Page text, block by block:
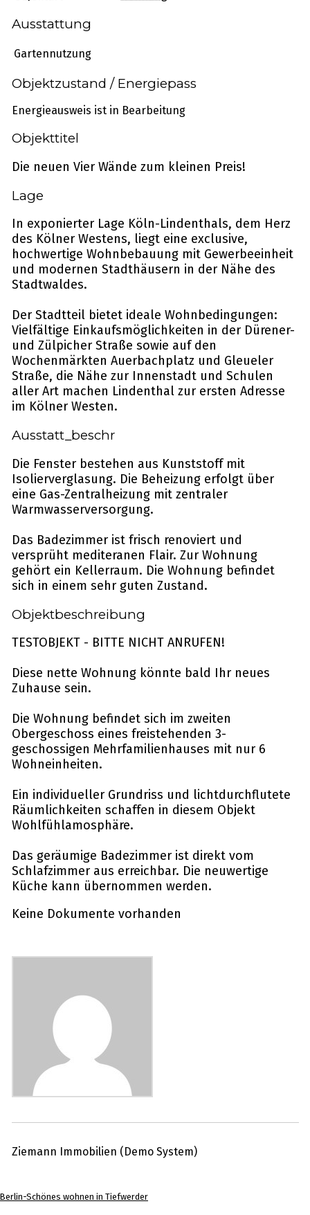
Ausstattung
Gartennutzung
Objektzustand / Energiepass
Energieausweis ist in Bearbeitung
Objekttitel
Die neuen Vier Wände zum kleinen Preis!
Lage
In exponierter Lage Köln-Lindenthals, dem Herz
des Kölner Westens, liegt eine exclusive,
hochwertige Wohnbebauung mit Gewerbeeinheit
und modernen Stadthäusern in der Nähe des
Stadtwaldes.
Der Stadtteil bietet ideale Wohnbedingungen:
Vielfältige Einkaufsmöglichkeiten in der Dürener-
und Zülpicher Straße sowie auf den
Wochenmärkten Auerbachplatz und Gleueler
Straße, die Nähe zur Innenstadt und Schulen
aller Art machen Lindenthal zur ersten Adresse
im Kölner Westen.
Ausstatt_beschr
Die Fenster bestehen aus Kunststoff mit
Isolierverglasung. Die Beheizung erfolgt über
eine Gas-Zentralheizung mit zentraler
Warmwasserversorgung.
Das Badezimmer ist frisch renoviert und
versprüht mediteranen Flair. Zur Wohnung
gehört ein Kellerraum. Die Wohnung befindet
sich in einem sehr guten Zustand.
Objektbeschreibung
TESTOBJEKT - BITTE NICHT ANRUFEN!
Diese nette Wohnung könnte bald Ihr neues
Zuhause sein.
Die Wohnung befindet sich im zweiten
Obergeschoss eines freistehenden 3-
geschossigen Mehrfamilienhauses mit nur 6
Wohneinheiten.
Ein individueller Grundriss und lichtdurchflutete
Räumlichkeiten schaffen in diesem Objekt
Wohlfühlamosphäre.
Das geräumige Badezimmer ist direkt vom
Schlafzimmer aus erreichbar. Die neuwertige
Küche kann übernommen werden.
Keine Dokumente vorhanden
Ziemann Immobilien (Demo System)
Berlin-Schönes wohnen in Tiefwerder